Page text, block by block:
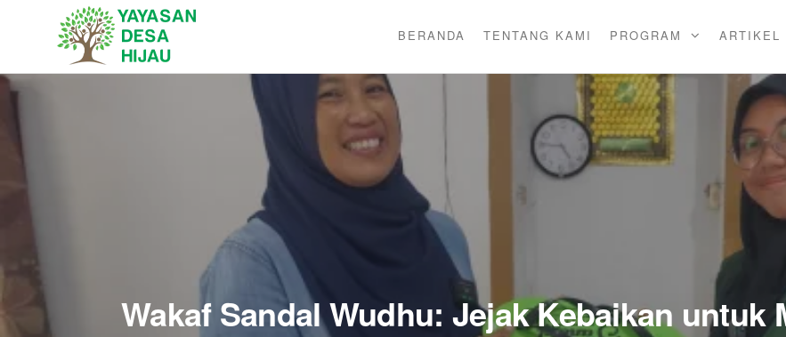
DESA
HIJAU
BERANDA TENTANG KAMI PROGRAM ARTIKEL
Wakaf Sandal Wudhu: Jejak Kebaikan untuk